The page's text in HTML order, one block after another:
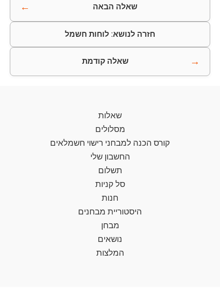
שאלה הבאה ←
חזרה לנושא: לוחות חשמל
→ שאלה קודמת
שאלות
מסלולים
קורס הכנה למבחני רישוי חשמלאים
החשבון שלי
תשלום
סל קניות
חנות
היסטוריית מבחנים
מבחן
נושאים
המלצות